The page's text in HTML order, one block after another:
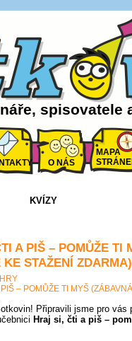
spisovatele
O NÁS
MAPA
KVÍZY
A PIŠ – POMŮŽE TI
KE STAŽENÍ ZDARMA)
HRY
PIŠ – POMŮŽE TI MYŠ
Připravili jsme pro vás
Hraj si, čti a piš –